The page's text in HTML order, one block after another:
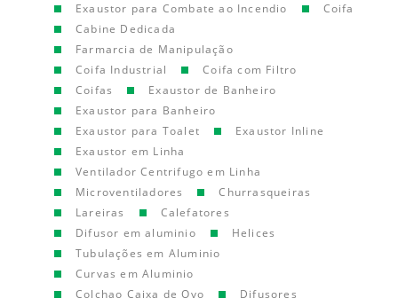
Exaustor para Combate ao Incendio
Coifa
Cabine Dedicada
Farmarcia de Manipulação
Coifa Industrial
Coifa com Filtro
Coifas
Exaustor de Banheiro
Exaustor para Banheiro
Exaustor para Toalet
Exaustor Inline
Exaustor em Linha
Ventilador Centrifugo em Linha
Microventiladores
Churrasqueiras
Lareiras
Calefatores
Difusor em aluminio
Helices
Tubulações em Aluminio
Curvas em Aluminio
Colchao Caixa de Ovo
Difusores